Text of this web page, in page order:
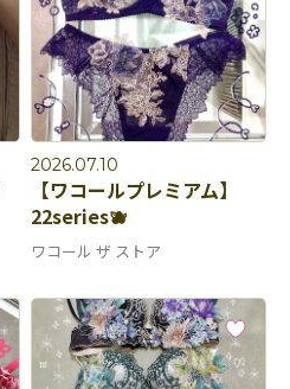
2026.07.10
【ワコールプレミアム】
22series🫐
ワコール ザ ストア